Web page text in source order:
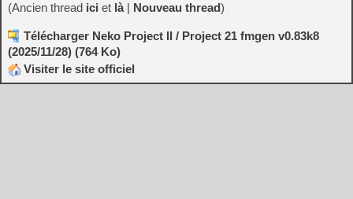
(Ancien thread ici et là| Nouveau thread)
Télécharger Neko Project II / Project 21 fmgen v0.83k8
(2025/11/28) (764 Ko)
Visiter le site officiel